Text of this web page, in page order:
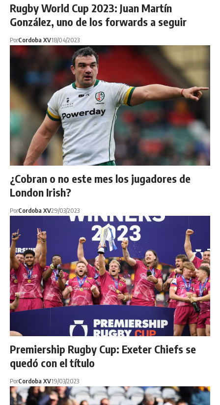
Rugby World Cup 2023: Juan Martín
González, uno de los forwards a seguir
PorCordoba XV18/04/2023
¿Cobran o no este mes los jugadores de
London Irish?
PorCordoba XV29/03/2023
Premiership Rugby Cup: Exeter Chiefs se
quedó con el título
PorCordoba XV19/03/2023